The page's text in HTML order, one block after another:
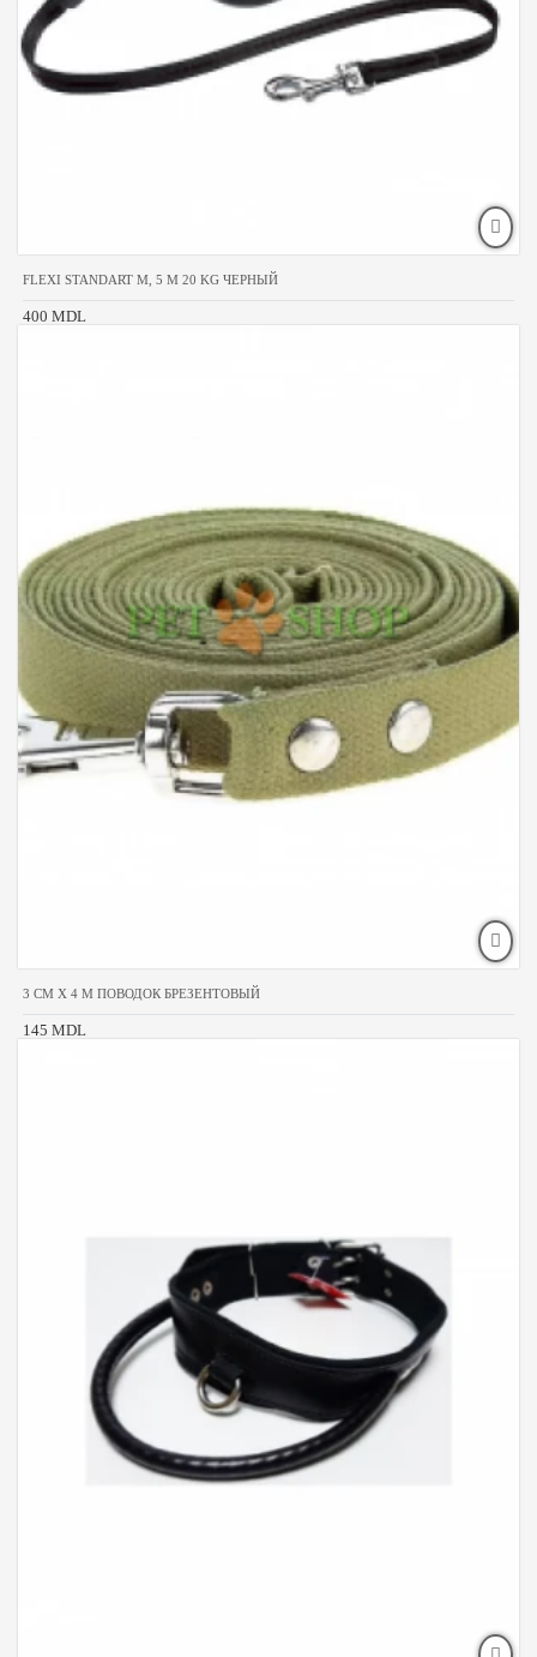
FLEXI STANDART M, 5 M 20 KG ЧЕРНЫЙ
400 MDL
3 CM X 4 M ПОВОДОК БРЕЗЕНТОВЫЙ
145 MDL